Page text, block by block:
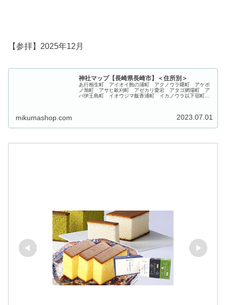
【参拝】2025年12月
神社マップ【長崎県長崎市】＜住所別＞
あ行相生町 アイオイ飽の浦町 アクノウラ曙町 アケボ
ノ旭町 アサヒ畝刈町 アゼカリ愛宕 アタゴ網場町 ア
バ伊王島町 イオウジマ飯香浦町 イカノウラ以下宿町
mikumashop.com 2023.07.01